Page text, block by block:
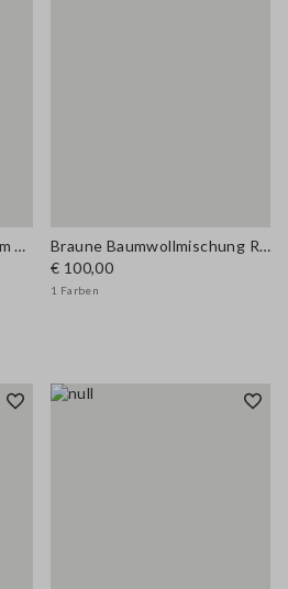
Schwarze Jeans aus reinem Baumwolle mit weitem Bein
Braune Baumwollmischung Regular Fit Weste mit Stickerei
€ 100,00
1 Farben